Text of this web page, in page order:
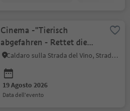
Cinema -"Tierisch
abgefahren - Rettet die
Pets"
Caldaro sulla Strada del Vino, Strada del Vino
19 Agosto 2026
data dell'evento